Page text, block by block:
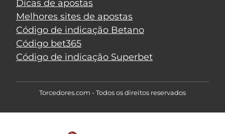
Dicas de apostas
Melhores sites de apostas
Código de indicação Betano
Código bet365
Código de indicação Superbet
Torcedores.com - Todos os direitos reservados